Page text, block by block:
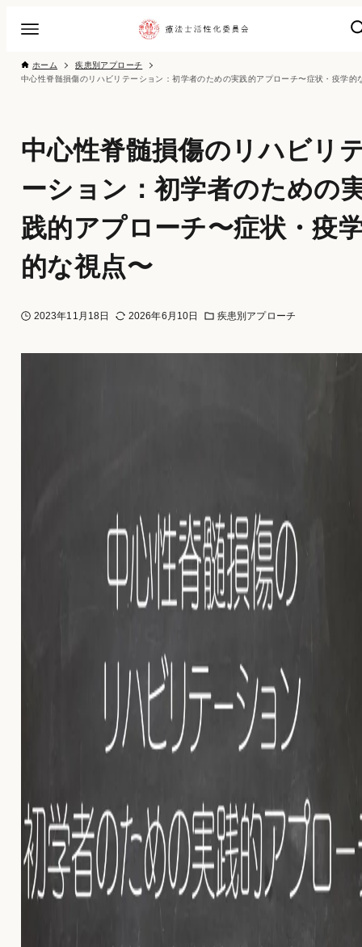
ホーム 疾患別アプローチ
中心性脊髄損傷のリハビリ
ーション：初学者のための
践的アプローチ〜症状・疫
的な視点〜
2023年11月18日 2026年6月10日 疾患別アプローチ